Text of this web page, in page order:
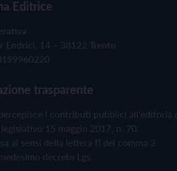
Editrice
Endrici, 14 – 38122 Trento
trasparente
i contributi pubblici all'editoria
15 maggio 2017, n. 70.
ai sensi della lettera f) del comma 2
decreto Lgs.